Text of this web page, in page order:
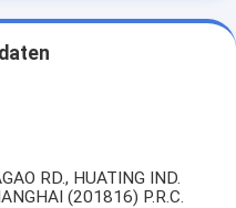
RD., HUATING IND.
(201816) P.R.C.